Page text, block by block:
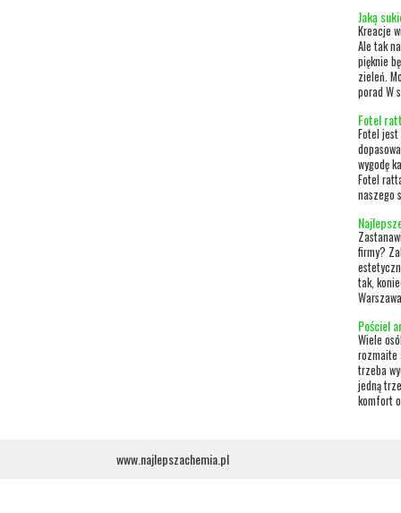
Jaką
Kreacje
Ale tak
pięknie
zieleń.
porad W
Fotel
Fotel jest
wygodę
Fotel
naszego
firmy?
tak,
Pościel
Wiele
rozmaite
trzeba
jedną
komfort
www.najlepszachemia.pl